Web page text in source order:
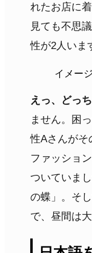
れたお店に
見ても不思
性が2人いま
イメー
えっ、どっち
ません。困
性Aさんがそ
ファッショ
ついていま
の蝶」。そ
で、昼間は